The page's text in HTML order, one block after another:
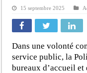
15 septembre 2025
Dans une volonté
service public, la
bureaux d’accueil et